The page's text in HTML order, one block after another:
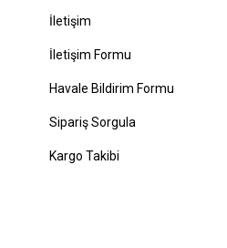
İletişim
İletişim Formu
Havale Bildirim Formu
Sipariş Sorgula
Kargo Takibi